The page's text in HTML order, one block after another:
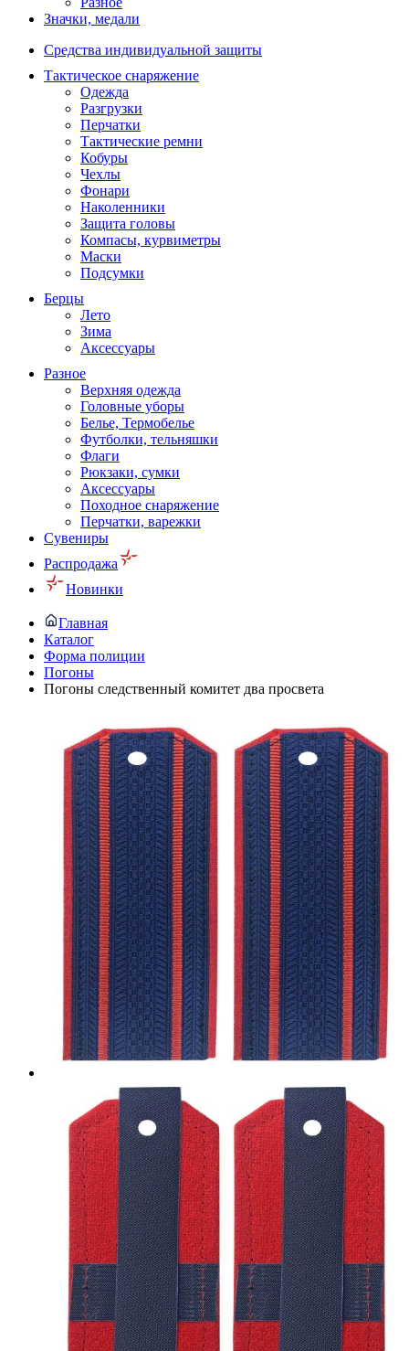
Значки, медали
Средства индивидуальной защиты
Тактическое снаряжение
Одежда
Разгрузки
Перчатки
Тактические ремни
Кобуры
Чехлы
Фонари
Наколенники
Защита головы
Компасы, курвиметры
Маски
Подсумки
Берцы
Лето
Зима
Аксессуары
Разное
Верхняя одежда
Головные уборы
Белье, Термобелье
Футболки, тельняшки
Флаги
Рюкзаки, сумки
Аксессуары
Походное снаряжение
Перчатки, варежки
Сувениры
Распродажа
Новинки
Главная
Каталог
Форма полиции
Погоны
Погоны следственный комитет два просвета